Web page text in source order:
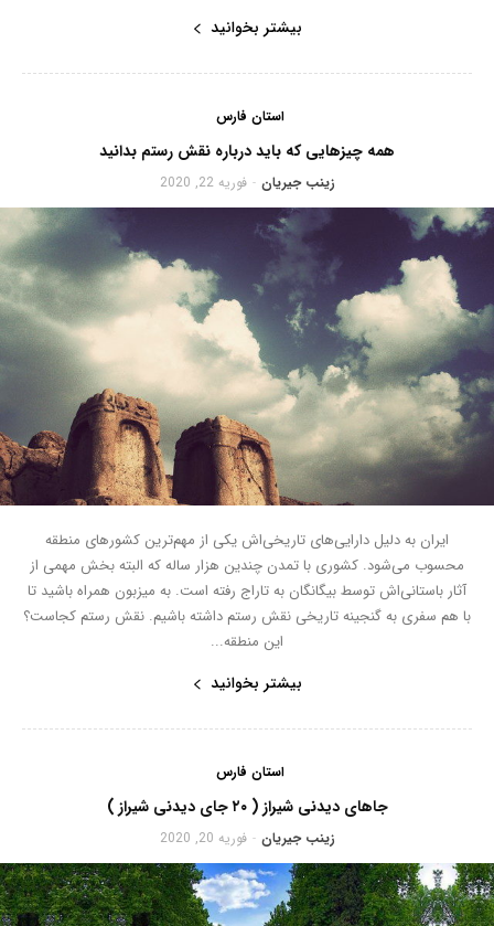
بیشتر بخوانید
استان فارس
همه چیزهایی که باید درباره نقش رستم بدانید
زینب جیریان - فوریه 22, 2020
ایران به دلیل دارایی‌های تاریخی‌اش یکی از مهم‌ترین کشورهای منطقه
محسوب می‌شود. کشوری با تمدن چندین هزار ساله که البته بخش مهمی از
آثار باستانی‌اش توسط بیگانگان به تاراج رفته است. به میزبون همراه باشید تا
با هم سفری به گنجینه تاریخی نقش رستم داشته باشیم. نقش رستم کجاست؟
این منطقه...
بیشتر بخوانید
استان فارس
جاهای دیدنی شیراز ( ۲۰ جای دیدنی شیراز )
زینب جیریان - فوریه 20, 2020